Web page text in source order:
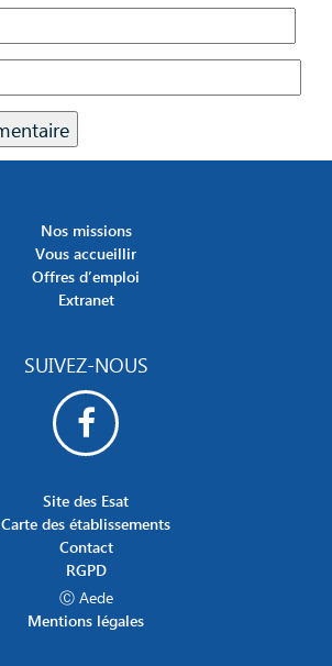
Nos missions
Vous accueillir
Offres d’emploi
Extranet
SUIVEZ-NOUS
Site des Esat
Carte des établissements
Contact
RGPD
Ⓒ Aede
Mentions légales